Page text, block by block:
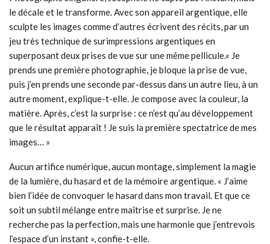
le décale et le transforme. Avec son appareil argentique, elle
sculpte les images comme d’autres écrivent des récits, par un
jeu très technique de surimpressions argentiques en
superposant deux prises de vue sur une même pellicule.« Je
prends une première photographie, je bloque la prise de vue,
puis j’en prends une seconde par-dessus dans un autre lieu, à un
autre moment, explique-t-elle. Je compose avec la couleur, la
matière. Après, c’est la surprise : ce n’est qu’au développement
que le résultat apparaît ! Je suis la première spectatrice de mes
images… »
Aucun artifice numérique, aucun montage, simplement la magie
de la lumière, du hasard et de la mémoire argentique. « J’aime
bien l’idée de convoquer le hasard dans mon travail. Et que ce
soit un subtil mélange entre maîtrise et surprise. Je ne
recherche pas la perfection, mais une harmonie que j’entrevois
l’espace d’un instant », confie-t-elle.